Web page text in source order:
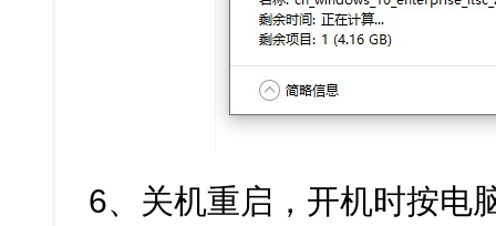
6、关机重启，开机时按电